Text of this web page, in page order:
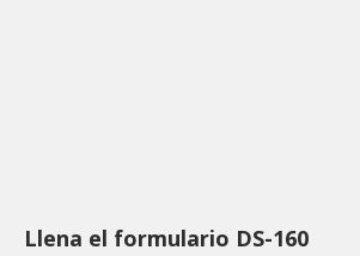
Llena el formulario DS-160